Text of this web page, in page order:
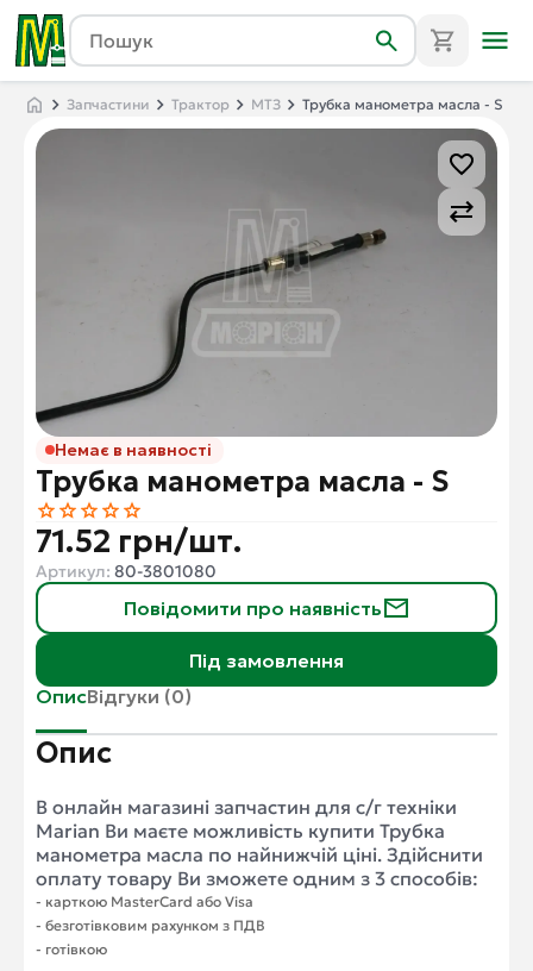
Запчастини Трактор МТЗ Трубка манометра масла - S
Немає в наявності
Трубка манометра масла - S
71.52 грн/шт.
Артикул: 80-3801080
Повідомити про наявність
Під замовлення
ОписВідгуки (0)
Опис
В онлайн магазині запчастин для с/г техніки
Marian Ви маєте можливість купити Трубка
манометра масла по найнижчій ціні. Здійснити
оплату товару Ви зможете одним з 3 способів:
- карткою MasterCard або Visa
- безготівковим рахунком з ПДВ
- готівкою